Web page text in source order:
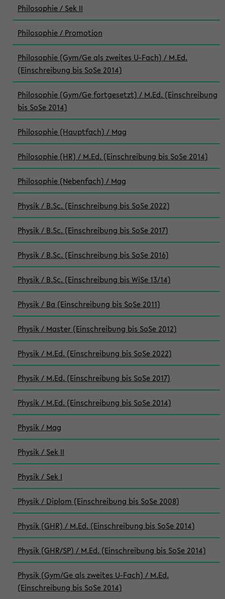
Philosophie / Sek II
Philosophie / Promotion
Philosophie (Gym/Ge als zweites U-Fach) / M.Ed.
(Einschreibung bis SoSe 2014)
Philosophie (Gym/Ge fortgesetzt) / M.Ed. (Einschreibung
bis SoSe 2014)
Philosophie (Hauptfach) / Mag
Philosophie (HR) / M.Ed. (Einschreibung bis SoSe 2014)
Philosophie (Nebenfach) / Mag
Physik / B.Sc. (Einschreibung bis SoSe 2022)
Physik / B.Sc. (Einschreibung bis SoSe 2017)
Physik / B.Sc. (Einschreibung bis SoSe 2016)
Physik / B.Sc. (Einschreibung bis WiSe 13/14)
Physik / Ba (Einschreibung bis SoSe 2011)
Physik / Master (Einschreibung bis SoSe 2012)
Physik / M.Ed. (Einschreibung bis SoSe 2022)
Physik / M.Ed. (Einschreibung bis SoSe 2017)
Physik / M.Ed. (Einschreibung bis SoSe 2014)
Physik / Mag
Physik / Sek II
Physik / Sek I
Physik / Diplom (Einschreibung bis SoSe 2008)
Physik (GHR) / M.Ed. (Einschreibung bis SoSe 2014)
Physik (GHR/SP) / M.Ed. (Einschreibung bis SoSe 2014)
Physik (Gym/Ge als zweites U-Fach) / M.Ed.
(Einschreibung bis SoSe 2014)